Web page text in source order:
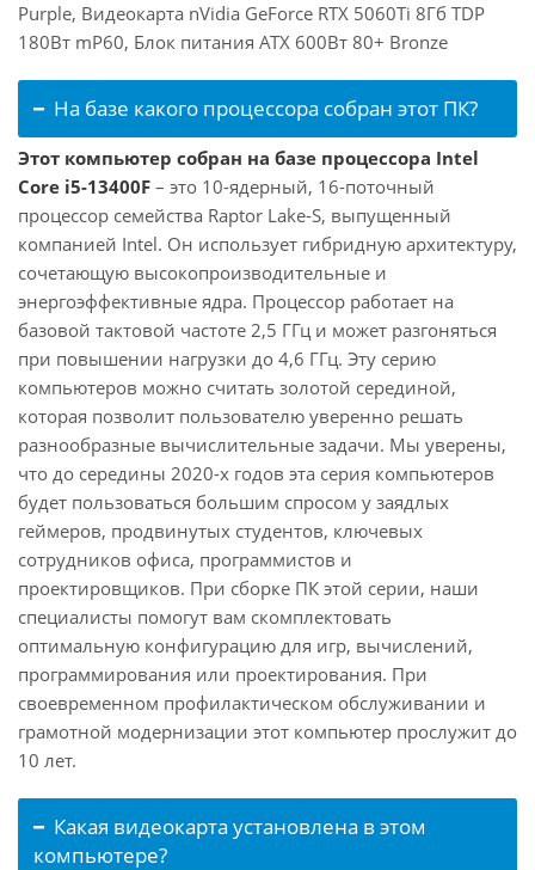
Purple, Видеокарта nVidia GeForce RTX 5060Ti 8Гб TDP
180Вт mP60, Блок питания ATX 600Вт 80+ Bronze
На базе какого процессора собран этот ПК?
Этот компьютер собран на базе процессора Intel
Core i5-13400F – это 10-ядерный, 16-поточный
процессор семейства Raptor Lake-S, выпущенный
компанией Intel. Он использует гибридную архитектуру,
сочетающую высокопроизводительные и
энергоэффективные ядра. Процессор работает на
базовой тактовой частоте 2,5 ГГц и может разгоняться
при повышении нагрузки до 4,6 ГГц. Эту серию
компьютеров можно считать золотой серединой,
которая позволит пользователю уверенно решать
разнообразные вычислительные задачи. Мы уверены,
что до середины 2020-х годов эта серия компьютеров
будет пользоваться большим спросом у заядлых
геймеров, продвинутых студентов, ключевых
сотрудников офиса, программистов и
проектировщиков. При сборке ПК этой серии, наши
специалисты помогут вам скомплектовать
оптимальную конфигурацию для игр, вычислений,
программирования или проектирования. При
своевременном профилактическом обслуживании и
грамотной модернизации этот компьютер прослужит до
10 лет.
Какая видеокарта установлена в этом
компьютере?